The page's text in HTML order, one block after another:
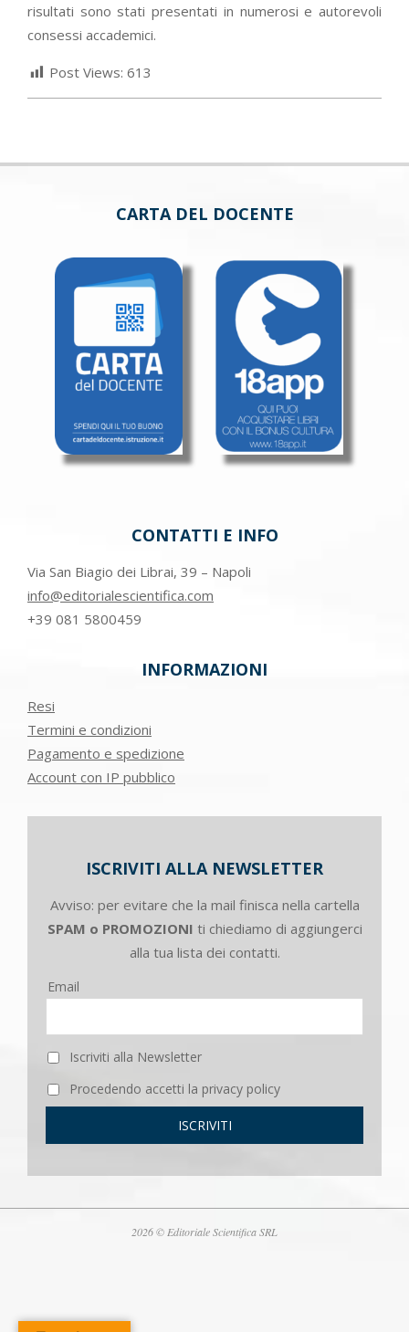
risultati sono stati presentati in numerosi e autorevoli
consessi accademici.
Post Views: 613
CARTA DEL DOCENTE
CONTATTI E INFO
Via San Biagio dei Librai, 39 – Napoli
info@editorialescientifica.com
+39 081 5800459
INFORMAZIONI
Resi
Termini e condizioni
Pagamento e spedizione
Account con IP pubblico
ISCRIVITI ALLA NEWSLETTER
Avviso: per evitare che la mail finisca nella cartella
SPAM o PROMOZIONI ti chiediamo di aggiungerci
alla tua lista dei contatti.
Email
Iscriviti alla Newsletter
Procedendo accetti la privacy policy
2026 © Editoriale Scientifica SRL